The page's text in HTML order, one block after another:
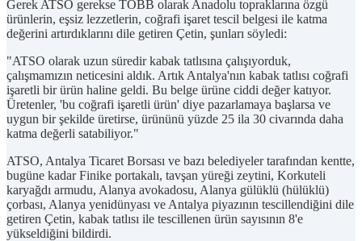
Gerek ATSO gerekse TOBB olarak Anadolu topraklarına özgü
ürünlerin, eşsiz lezzetlerin, coğrafi işaret tescil belgesi ile katma
değerini artırdıklarını dile getiren Çetin, şunları söyledi:
"ATSO olarak uzun süredir kabak tatlısına çalışıyorduk,
çalışmamızın neticesini aldık. Artık Antalya'nın kabak tatlısı coğrafi
işaretli bir ürün haline geldi. Bu belge ürüne ciddi değer katıyor.
Üretenler, 'bu coğrafi işaretli ürün' diye pazarlamaya başlarsa ve
uygun bir şekilde üretirse, ürününü yüzde 25 ila 30 civarında daha
katma değerli satabiliyor."
ATSO, Antalya Ticaret Borsası ve bazı belediyeler tarafından kentte,
bugüne kadar Finike portakalı, tavşan yüreği zeytini, Korkuteli
karyağdı armudu, Alanya avokadosu, Alanya gülüklü (hülüklü)
çorbası, Alanya yenidünyası ve Antalya piyazının tescillendiğini dile
getiren Çetin, kabak tatlısı ile tescillenen ürün sayısının 8'e
yükseldiğini bildirdi.